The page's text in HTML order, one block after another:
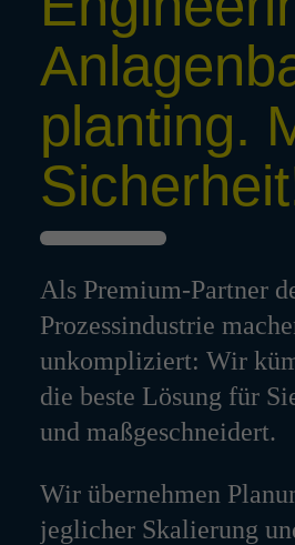
plan­ting.
Als Premium-Partner
Prozessindustrie
unkompliziert: Wir
die beste Lösung für
und maßgeschneidert.
Wir übernehmen
jeglicher Skalierung